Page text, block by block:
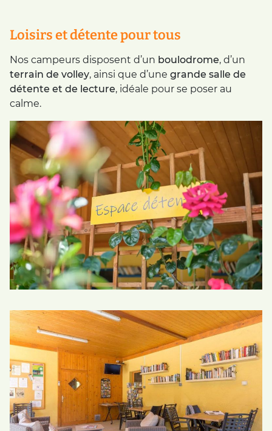
Loisirs et détente pour tous
Nos campeurs disposent d’un boulodrome, d’un
terrain de volley, ainsi que d’une grande salle de
détente et de lecture, idéale pour se poser au
calme.